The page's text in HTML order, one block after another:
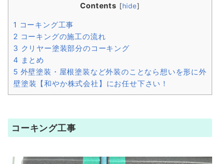
Contents [hide]
1 コーキング工事
2 コーキングの施工の流れ
3 クリヤー塗装部分のコーキング
4 まとめ
5 外壁塗装・屋根塗装など外装のことなら想いを形に外
壁塗装【和やか株式会社】にお任せ下さい！
コーキング工事